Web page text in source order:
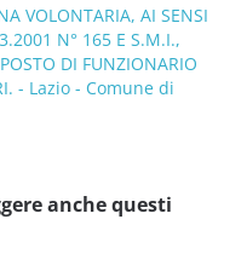
VOLONTARIA, AI SENSI
N° 165 E S.M.I.,
DI FUNZIONARIO
- Lazio - Comune di
anche questi